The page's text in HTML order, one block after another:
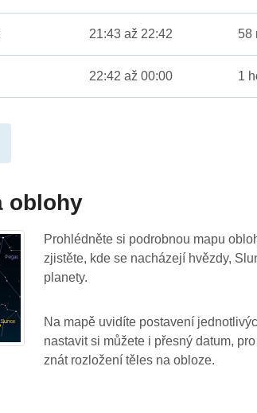
21:43 až 22:42 58
22:42 až 00:00 1
oblohy
Prohlédněte si podrobnou mapu
zjistěte, kde se nacházejí hvězdy,
planety.
Na mapě uvidíte postavení
nastavit si můžete i přesný datum,
znát rozložení těles na obloze.